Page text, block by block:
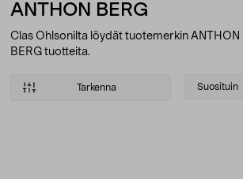
ANTHON BERG
Clas Ohlsonilta löydät tuotemerkin ANTHON
BERG tuotteita.
Tarkenna
Select
Suosituin